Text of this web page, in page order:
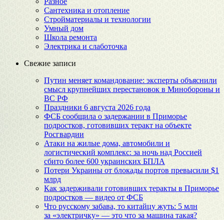
Сантехника и отопление
Стройматериалы и технологии
Умный дом
Школа ремонта
Электрика и слаботочка
Свежие записи
Путин меняет командование: эксперты объяснили
смысл крупнейших перестановок в Минобороны и
ВС РФ
Праздники 6 августа 2026 года
ФСБ сообщила о задержании в Приморье
подростков, готовивших теракт на объекте
Росгвардии
Атаки на жилые дома, автомобили и
логистический комплекс: за ночь над Россией
сбито более 600 украинских БПЛА
Потери Украины от блокады портов превысили $1
млрд
Как задерживали готовивших теракты в Приморье
подростков — видео от ФСБ
Что русскому забава, то китайцу жуть: 5 млн
за «электричку» — это что за машина такая?